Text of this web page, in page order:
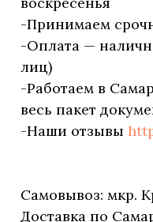
-Принимаем
-Оплата —
лиц)
-Работаем в
весь пакет
-Наши отзывы
Самовывоз: мкр.
Доставка по